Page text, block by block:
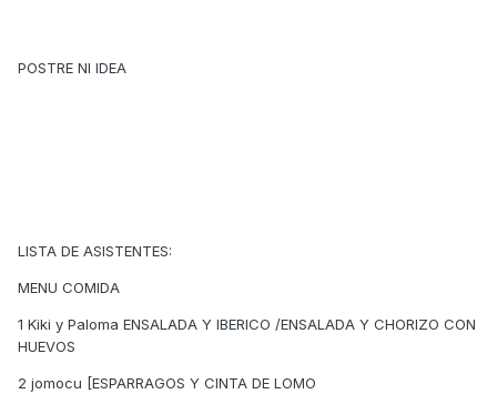
POSTRE NI IDEA
LISTA DE ASISTENTES:
MENU COMIDA
1 Kiki y Paloma ENSALADA Y IBERICO /ENSALADA Y CHORIZO CON
HUEVOS
2 jomocu [ESPARRAGOS Y CINTA DE LOMO